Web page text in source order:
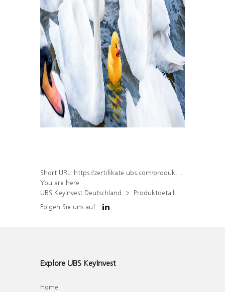
Short URL: https://zertifikate.ubs.com/produkt/detail/index/isin/DE000WA4DFQ2
You are here:
UBS KeyInvest Deutschland
Produktdetail
Folgen Sie uns auf
Explore UBS KeyInvest
Home